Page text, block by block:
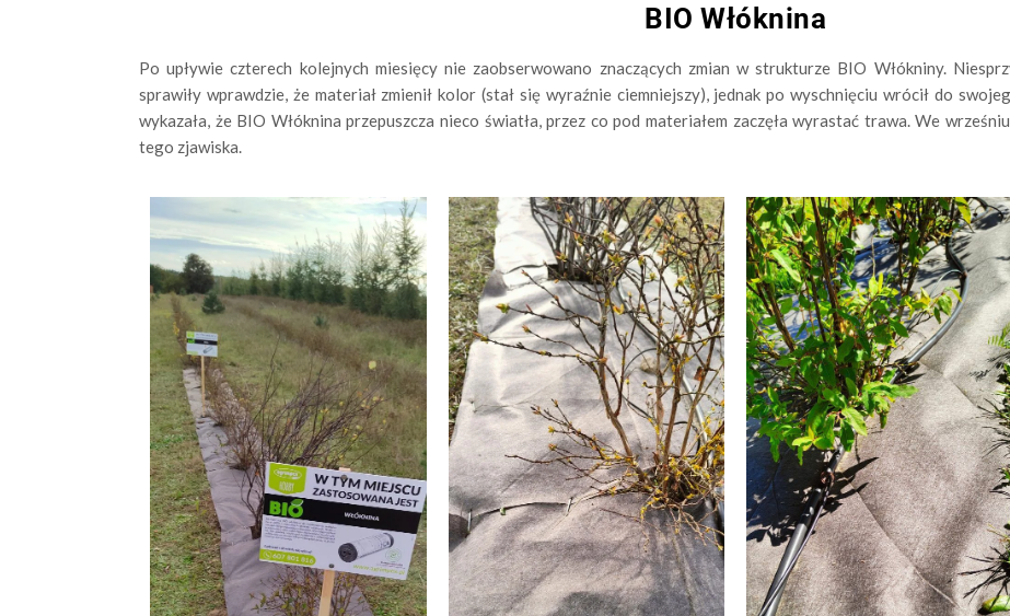
BIO Włóknina
Po upływie czterech kolejnych miesięcy nie zaobserwowano znaczących zmian w strukturze BIO Włókniny.
sprawiły wprawdzie, że materiał zmienił kolor (stał się wyraźnie ciemniejszy), jednak po wyschnięciu wrócił do
wykazała, że BIO Włóknina przepuszcza nieco światła, przez co pod materiałem zaczęła wyrastać trawa. We
tego zjawiska.